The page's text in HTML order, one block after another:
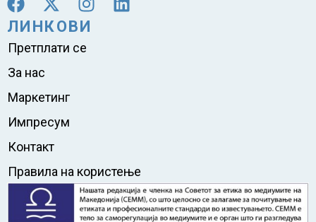
ЛИНКОВИ
Претплати се
За нас
Маркетинг
Импресум
Контакт
Правила на користење